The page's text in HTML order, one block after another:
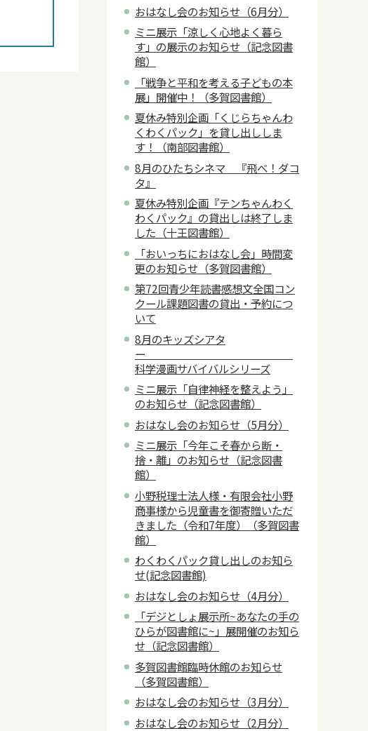
おはなし会のお知らせ（6月分）
ミニ展示「涼しく心地よく暮ら
す」の展示のお知らせ（記念図書
館）
「戦争と平和を考える子どもの本
展」開催中！（多賀図書館）
夏休み特別企画「くじらちゃんわ
くわくパック」を貸し出ししま
す！（南部図書館）
8月のひたちシネマ 『飛べ！ダコ
タ』
夏休み特別企画『テンちゃんわく
わくパック』の貸出しは終了しま
した（十王図書館）
「おいっちにおはなし会」時間変
更のお知らせ（多賀図書館）
第72回青少年読書感想文全国コン
クール課題図書の貸出・予約につ
いて
8月のキッズシアタ
ー
科学漫画サバイバルシリーズ
ミニ展示「自律神経を整えよう」
のお知らせ（記念図書館）
おはなし会のお知らせ（5月分）
ミニ展示「今年こそ春から断・
捨・離」のお知らせ（記念図書
館）
小野税理士法人様・有限会社小野
商事様から児童書を御寄贈いただ
きました（令和7年度）（多賀図書
館）
わくわくパック貸し出しのお知ら
せ(記念図書館)
おはなし会のお知らせ（4月分）
「デジとしょ展示所~あなたの手の
ひらが図書館に~」展開催のお知ら
せ（記念図書館）
多賀図書館臨時休館のお知らせ
（多賀図書館）
おはなし会のお知らせ（3月分）
おはなし会のお知らせ（2月分）